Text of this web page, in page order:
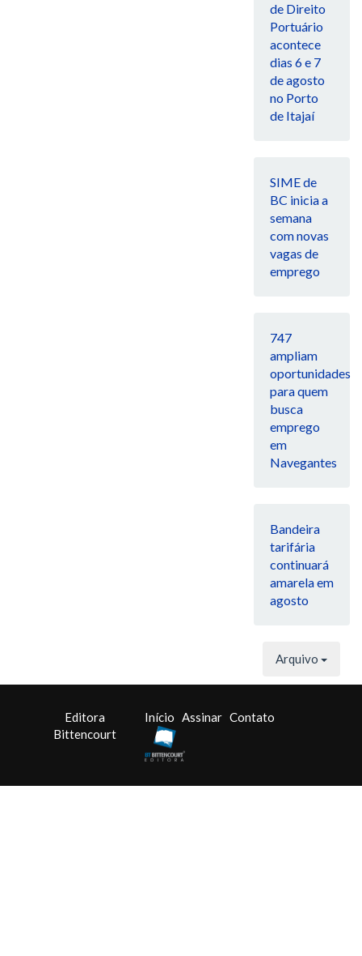
de Direito
Portuário
acontece
dias 6 e 7
de agosto
no Porto
de Itajaí
SIME de
BC inicia a
semana
com novas
vagas de
emprego
747
ampliam
oportunidades
para quem
busca
emprego
em
Navegantes
Bandeira
tarifária
continuará
amarela em
agosto
Arquivo
Editora
Bittencourt
Início Assinar Contato